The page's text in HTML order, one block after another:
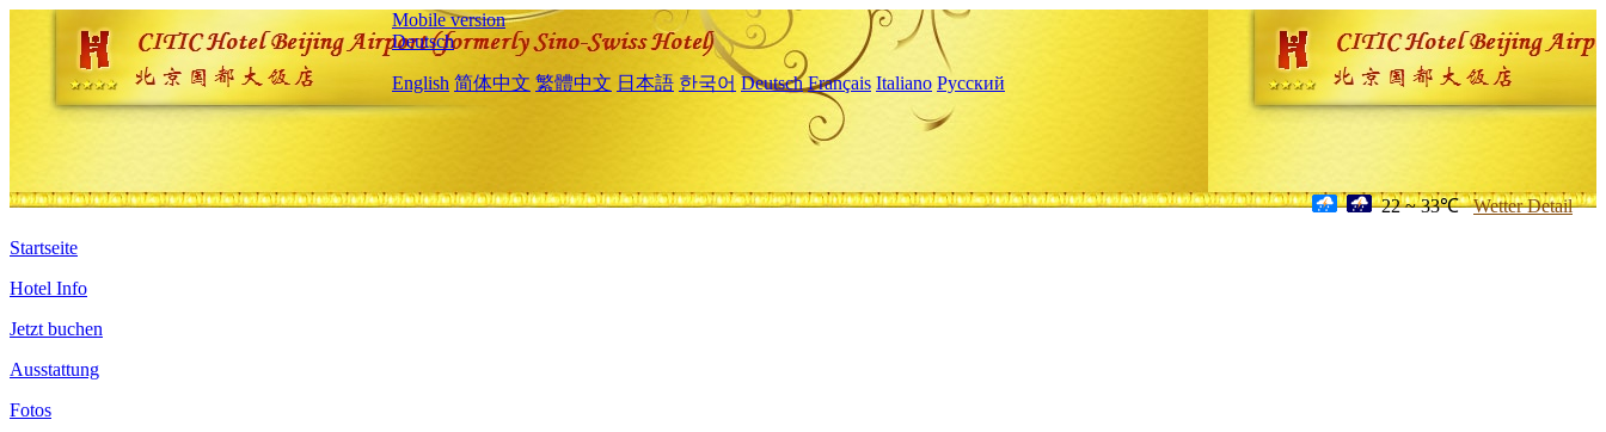
Mobile version
Deutsch
English 简体中文 繁體中文 日本語 한국어 Deutsch Français Italiano Русский
22 ~ 33℃ Wetter Detail
Startseite
Hotel Info
Jetzt buchen
Ausstattung
Fotos